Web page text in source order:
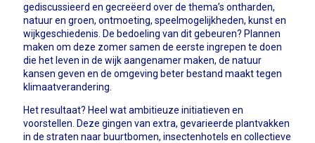
gediscussieerd en gecreëerd over de thema’s ontharden,
natuur en groen, ontmoeting, speelmogelijkheden, kunst en
wijkgeschiedenis. De bedoeling van dit gebeuren? Plannen
maken om deze zomer samen de eerste ingrepen te doen
die het leven in de wijk aangenamer maken, de natuur
kansen geven en de omgeving beter bestand maakt tegen
klimaatverandering.
Het resultaat? Heel wat ambitieuze initiatieven en
voorstellen. Deze gingen van extra, gevarieerde plantvakken
in de straten naar buurtbomen, insectenhotels en collectieve